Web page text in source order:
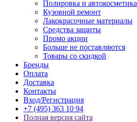
Полировка и автокосметика
Кузовной ремонт
Лакокрасочные материалы
Средства защиты
Промо акции
Больше не поставляются
Товары со скидкой
Бренды
Оплата
Доставка
Контакты
Вход/Регистрация
+7 (495) 363 10 94
Полная версия сайта